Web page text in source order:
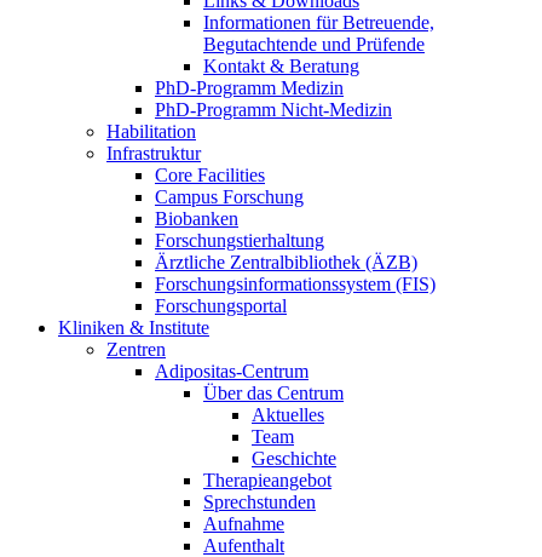
Informationen für Betreuende,
Begutachtende und Prüfende
Kontakt & Beratung
PhD-Programm Medizin
PhD-Programm Nicht-Medizin
Habilitation
Infrastruktur
Core Facilities
Campus Forschung
Biobanken
Forschungstierhaltung
Ärztliche Zentralbibliothek (ÄZB)
Forschungsinformationssystem (FIS)
Forschungsportal
Kliniken & Institute
Zentren
Adipositas-Centrum
Über das Centrum
Aktuelles
Team
Geschichte
Therapieangebot
Sprechstunden
Aufnahme
Aufenthalt